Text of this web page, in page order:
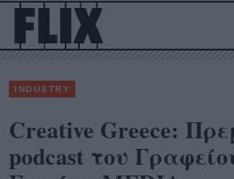
INDUSTRY
Creative Greece:
podcast του